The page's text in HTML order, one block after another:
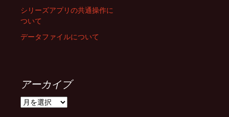
シリーズアプリの共通操作に
ついて
データファイルについて
アーカイブ
ア